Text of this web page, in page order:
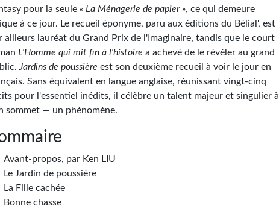
pour la seule« La Ménagerie de papier », ce qui demeure
à ce jour. Le recueil éponyme, paru aux éditions du Bélial', est
ailleurs lauréat du Grand Prix de l'Imaginaire, tandis que le court
L'Homme qui mit fin à l'histoire a achevé de le révéler au grand
Jardins de poussière est son deuxième recueil à voir le jour en
Sans équivalent en langue anglaise, réunissant vingt-cinq
pour l'essentiel inédits, il célèbre un talent majeur et singulier à
sommet — un phénomène.
Avant-propos, par Ken LIU
Le Jardin de poussière
La Fille cachée
Bonne chasse